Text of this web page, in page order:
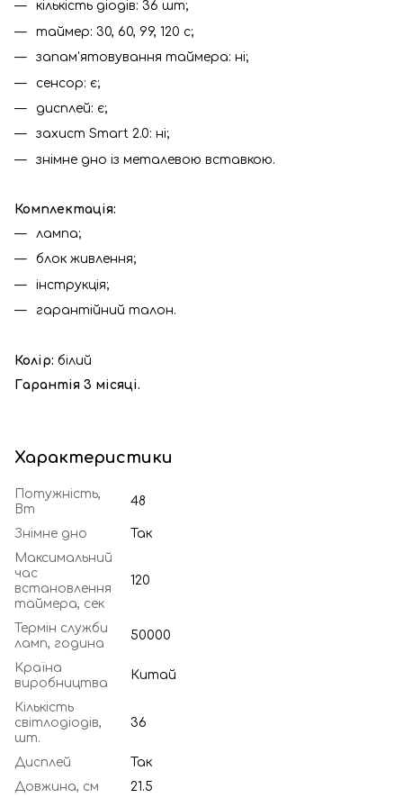
кількість діодів: 36 шт;
таймер: 30, 60, 99, 120 с;
запам'ятовування таймера: ні;
сенсор: є;
дисплей: є;
захист Smart 2.0: ні;
знімне дно із металевою вставкою.
Комплектація:
лампа;
блок живлення;
інструкція;
гарантійний талон.
Колір: білий
Гарантія 3 місяці.
Характеристики
Потужність,
Вт
48
Знімне дно
Так
Максимальний
час
встановлення
таймера, сек
120
Термін служби
ламп, година
50000
Країна
виробництва
Китай
Кількість
світлодіодів,
шт.
36
Дисплей
Так
Довжина, см
21.5